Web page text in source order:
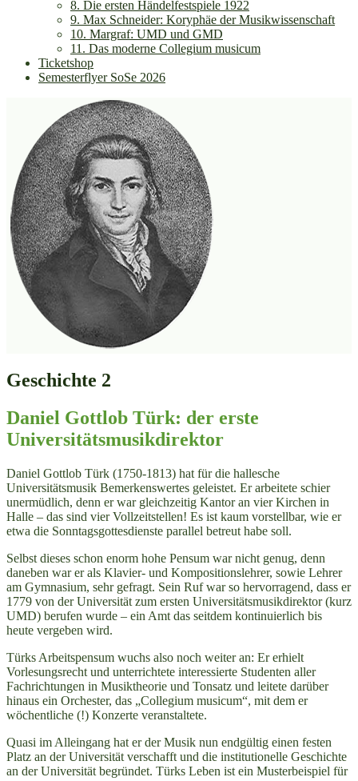
8. Die ersten Händelfestspiele 1922
9. Max Schneider: Koryphäe der Musikwissenschaft
10. Margraf: UMD und GMD
11. Das moderne Collegium musicum
Ticketshop
Semesterflyer SoSe 2026
Geschichte 2
Daniel Gottlob Türk: der erste
Universitätsmusikdirektor
Daniel Gottlob Türk (1750-1813) hat für die hallesche
Universitätsmusik Bemerkenswertes geleistet. Er arbeitete schier
unermüdlich, denn er war gleichzeitig Kantor an vier Kirchen in
Halle – das sind vier Vollzeitstellen! Es ist kaum vorstellbar, wie er
etwa die Sonntagsgottesdienste parallel betreut habe soll.
Selbst dieses schon enorm hohe Pensum war nicht genug, denn
daneben war er als Klavier- und Kompositionslehrer, sowie Lehrer
am Gymnasium, sehr gefragt. Sein Ruf war so hervorragend, dass er
1779 von der Universität zum ersten Universitätsmusikdirektor (kurz
UMD) berufen wurde – ein Amt das seitdem kontinuierlich bis
heute vergeben wird.
Türks Arbeitspensum wuchs also noch weiter an: Er erhielt
Vorlesungsrecht und unterrichtete interessierte Studenten aller
Fachrichtungen in Musiktheorie und Tonsatz und leitete darüber
hinaus ein Orchester, das „Collegium musicum“, mit dem er
wöchentliche (!) Konzerte veranstaltete.
Quasi im Alleingang hat er der Musik nun endgültig einen festen
Platz an der Universität verschafft und die institutionelle Geschichte
an der Universität begründet. Türks Leben ist ein Musterbeispiel für